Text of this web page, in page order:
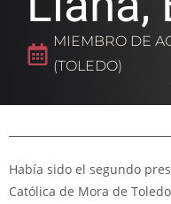
MIEMBRO DE
(TOLEDO)
Había sido el segundo
Católica de Mora de